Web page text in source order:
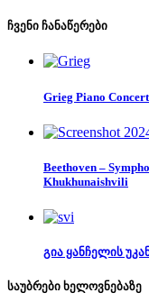
ჩვენი ჩანაწერები
Grieg Piano
Beethoven –
Khukhunaishvili
გია ყანჩელის
საუბრები ხელოვნებაზე